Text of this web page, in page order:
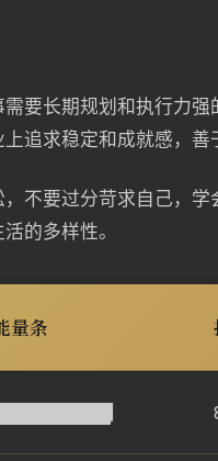
要长期规划和执行力
追求稳定和成就感，善
不要过分苛求自己，
的多样性。
量条